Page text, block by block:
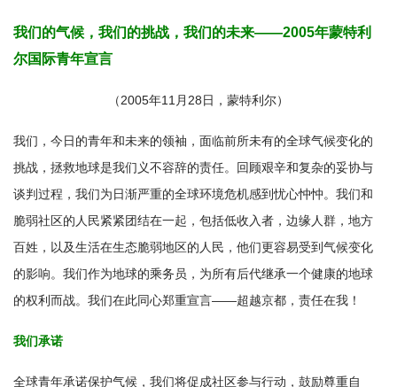
我们的气候，我们的挑战，我们的未来——2005年蒙特利
尔国际青年宣言
（2005年11月28日，蒙特利尔）
我们，今日的青年和未来的领袖，面临前所未有的全球气候变化的
挑战，拯救地球是我们义不容辞的责任。回顾艰辛和复杂的妥协与
谈判过程，我们为日渐严重的全球环境危机感到忧心忡忡。我们和
脆弱社区的人民紧紧团结在一起，包括低收入者，边缘人群，地方
百姓，以及生活在生态脆弱地区的人民，他们更容易受到气候变化
的影响。我们作为地球的乘务员，为所有后代继承一个健康的地球
的权利而战。我们在此同心郑重宣言——超越京都，责任在我！
我们承诺
全球青年承诺保护气候，我们将促成社区参与行动，鼓励尊重自